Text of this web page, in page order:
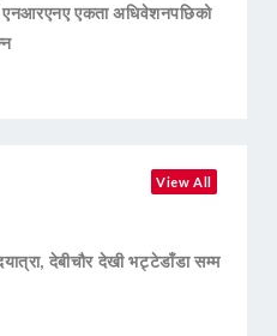
एनआरएनए एकता अधिवेशनपछिको
View All
देबीचौर देखी भट्टेडाँडा सम्म